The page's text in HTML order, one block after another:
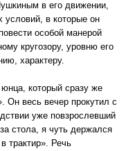
в его движении,
условий, в которые он
особой манерой
кругозору, уровню его
характеру.
который сразу же
Он весь вечер прокутил с
уже повзрослевший
стола, я чуть держался
трактир». Речь